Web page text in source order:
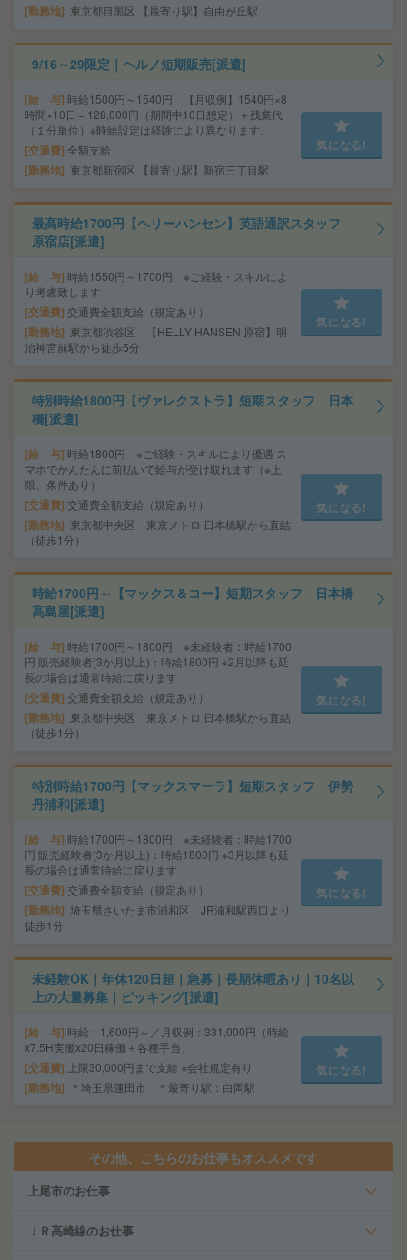
勤務地 東京都目黒区 【最寄り駅】自由が丘駅
9/16～29限定｜ヘルノ短期販売[派遣]
給 与 時給1500円～1540円 【月収例】1540円×8
時間×10日＝128,000円（期間中10日想定）＋残業代
（１分単位）※時給設定は経験により異なります。
交通費 全額支給
勤務地 東京都新宿区 【最寄り駅】新宿三丁目駅
気になる!
最高時給1700円【ヘリーハンセン】英語通訳スタッフ
原宿店[派遣]
給 与 時給1550円～1700円 ※ご経験・スキルによ
り考慮致します
交通費 交通費全額支給（規定あり）
勤務地
東京都渋谷区 【HELLY HANSEN 原宿】明
治神宮前駅から徒歩5分
気になる!
特別時給1800円【ヴァレクストラ】短期スタッフ 日本
橋[派遣]
給 与 時給1800円 ※ご経験・スキルにより優遇 ス
マホでかんたんに前払いで給与が受け取れます（※上
限、条件あり）
交通費 交通費全額支給（規定あり）
勤務地
東京都中央区 東京メトロ 日本橋駅から直結
（徒歩1分）
気になる!
時給1700円～【マックス＆コー】短期スタッフ 日本橋
高島屋[派遣]
給 与 時給1700円～1800円 ※未経験者：時給1700
円 販売経験者(3か月以上)：時給1800円 ※2月以降も延
長の場合は通常時給に戻ります
交通費 交通費全額支給（規定あり）
勤務地
東京都中央区 東京メトロ 日本橋駅から直結
（徒歩1分）
気になる!
特別時給1700円【マックスマーラ】短期スタッフ 伊勢
丹浦和[派遣]
給 与 時給1700円～1800円 ※未経験者：時給1700
円 販売経験者(3か月以上)：時給1800円 ※3月以降も延
長の場合は通常時給に戻ります
交通費 交通費全額支給（規定あり）
勤務地 埼玉県さいたま市浦和区 JR浦和駅西口より
徒歩1分
気になる!
未経験OK｜年休120日超｜急募｜長期休暇あり｜10名以
上の大量募集｜ピッキング[派遣]
給 与 時給：1,600円～／月収例：331,000円（時給
x7.5H実働x20日稼働＋各種手当）
交通費 上限30,000円まで支給 ※会社規定有り
勤務地 ＊埼玉県蓮田市 ＊最寄り駅：白岡駅
気になる!
その他、こちらのお仕事もオススメです
上尾市のお仕事
ＪＲ高崎線のお仕事